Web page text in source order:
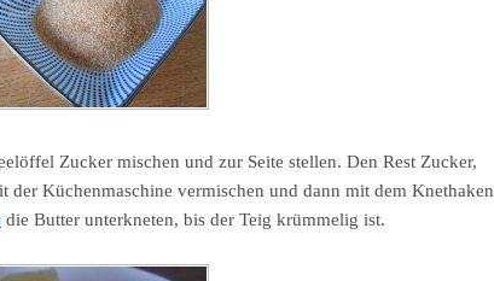
Zucker mischen und zur Seite stellen. Den Rest Zucker,
der Küchenmaschine vermischen und dann mit dem Knethaken
die Butter unterkneten, bis der Teig krümmelig ist.